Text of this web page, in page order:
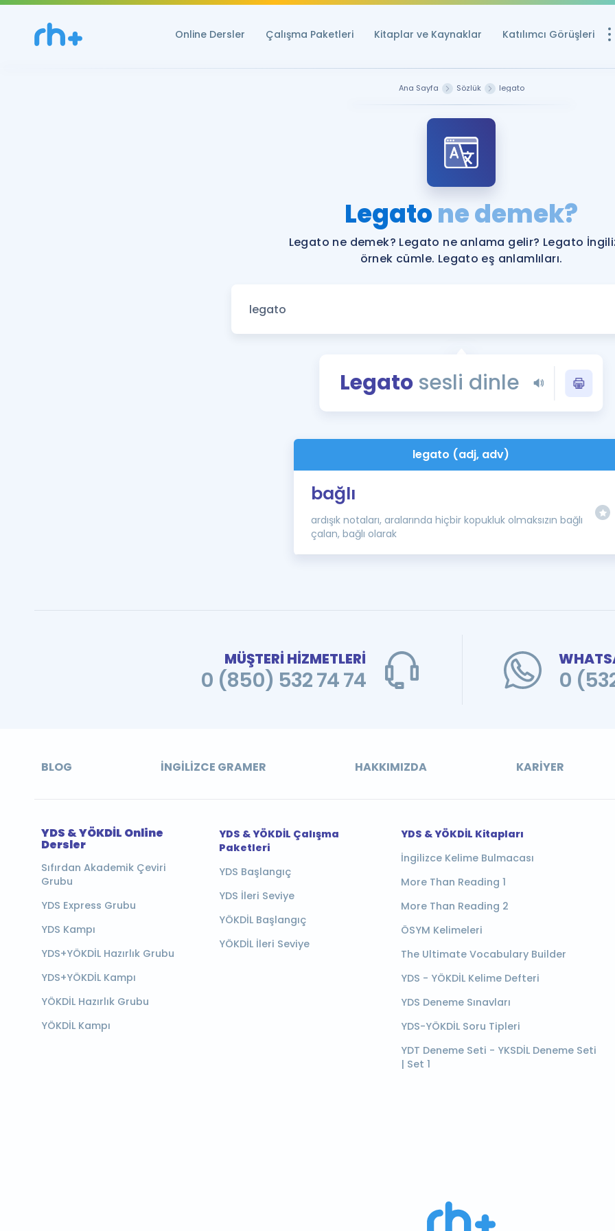
Online Dersler Çalışma Paketleri Kitaplar ve Kaynaklar Katılımcı Görüşleri
YDS ve YÖKDİL
Rehberlik Aracı
YDS ve
Tüm ÖSYM
YDS - YÖKDİL
İngilizce Gramer
Ana Sayfa Sözlük legato
Legatone demek?
Legato ne demek? Legato ne anlama gelir? Legato
örnek cümle. Legato eş anlamlıları.
Legato sesli dinle
legato (adj, adv)
bağlı
ardışık notaları, aralarında hiçbir kopukluk olmaksızın bağlı
çalan, bağlı olarak
MÜŞTERİ HİZMETLERİ
0 (850) 532 74 74 0
BLOG İNGILIZCE GRAMER HAKKIMIZDA KARIYER
YDS & YÖKDİL Online
Dersler
Sıfırdan Akademik Çeviri
Grubu
YDS Express Grubu
YDS Kampı
YDS+YÖKDİL Hazırlık Grubu
YDS+YÖKDİL Kampı
YÖKDİL Hazırlık Grubu
YÖKDİL Kampı
YDS & YÖKDİL Çalışma
Paketleri
YDS Başlangıç
YDS İleri Seviye
YÖKDİL Başlangıç
YÖKDİL İleri Seviye
YDS & YÖKDİL Kitapları
İngilizce Kelime Bulmacası
More Than Reading 1
More Than Reading 2
ÖSYM Kelimeleri
The Ultimate Vocabulary Builder
YDS - YÖKDİL Kelime Defteri
YDS Deneme Sınavları
YDS-YÖKDİL Soru Tipleri
YDT Deneme Seti - YKSDİL Deneme Seti
| Set 1